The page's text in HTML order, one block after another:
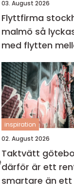
03. August 2026
Flyttfirma
malmö så lyckas du
med flytten
sveriges
inspiration
02. August 2026
Taktvätt
därför är ett
smartare än